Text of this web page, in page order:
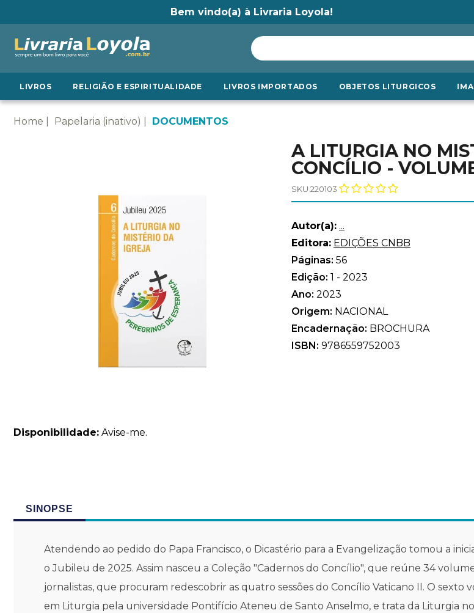
Bem vindo(a) à Livraria Loyola!
LIVROS RELIGIÃO E ESPIRITUALIDADE LIVROS IMPORTADOS OBJETOS LITURGICOS
Home Papelaria (inativo) DOCUMENTOS
Disponibilidade: Avise-me.
A LITURGIA NO
CONCÍLIO -
SKU 220103
Autor(a): ...
Editora: EDIÇÕES CNBB
Páginas: 56
Edição: 1 - 2023
Ano: 2023
Origem: NACIONAL
Encadernação: BROCHURA
ISBN: 9786559752003
SINOPSE
Atendendo ao pedido do Papa Francisco, o Dicastério para a Evangelização tomou a
o Jubileu de 2025. Assim nasceu a Coleção "Cadernos do Concílio", que reúne 34
jornalistas, que procuram redescobrir as quatro sessões do Concílio Vaticano II. O
em Liturgia pela universidade Pontifício Ateneu de Santo Anselmo, e trata da Liturgia